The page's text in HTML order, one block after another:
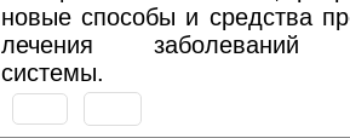
новые способы и средства
лечения заболеваний
системы.